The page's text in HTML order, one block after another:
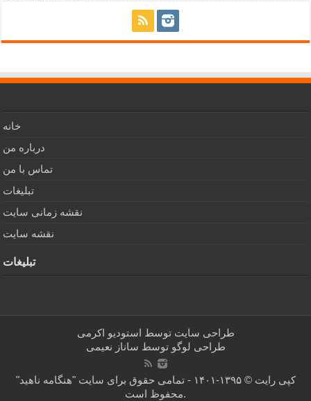
خانه
درباره من
تماس با من
تبلیغات
نقشه زمانی سایت
نقشه سایت
تبلیغات
طراحی سایت توسط استودیو اکرمی
طراحی لوگو توسط ساناز نعیمی
کپی رایت © ۱۳۹۵-۱۴۰۱ - تمامی حقوق برای سایت "هنگامه ناهید"
محفوظ است.